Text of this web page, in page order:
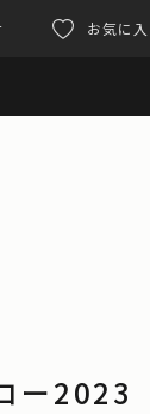
お気に入
ー2023